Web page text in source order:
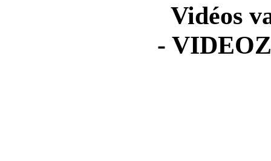
Vidéos
-